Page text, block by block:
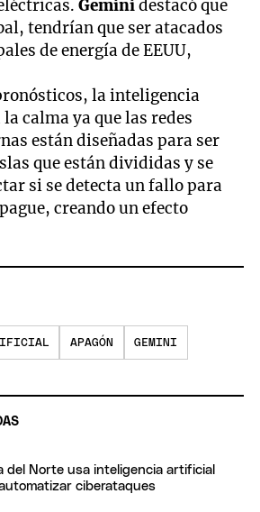
Geminidestacó que
tendrían que ser atacados
de energía de EEUU,
la inteligencia
calma ya que las redes
están diseñadas para ser
que están divididas y se
si se detecta un fallo para
creando un efecto
APAGÓN GEMINI
del Norte usa inteligencia artificial
ciberataques